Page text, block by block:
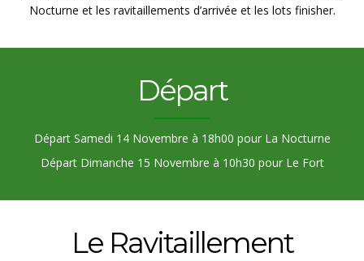
Nocturne et les ravitaillements d’arrivée et les lots finisher.
Départ
Départ Samedi 14 Novembre à 18h00 pour La Nocturne
Départ Dimanche 15 Novembre à 10h30 pour Le Fort
Le Ravitaillement